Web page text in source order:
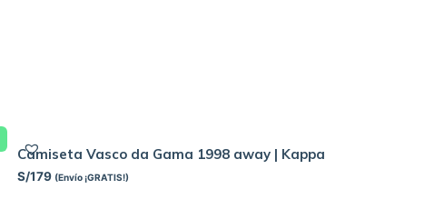
Camiseta Vasco da Gama 1998 away | Kappa
S/179 (Envío ¡GRATIS!)